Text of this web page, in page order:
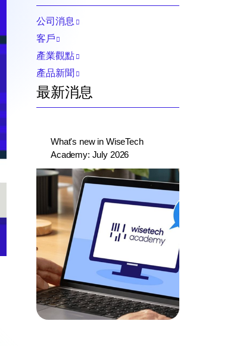
公司消息
客戶
產業觀點
產品新聞
最新消息
What's new in WiseTech
Academy: July 2026